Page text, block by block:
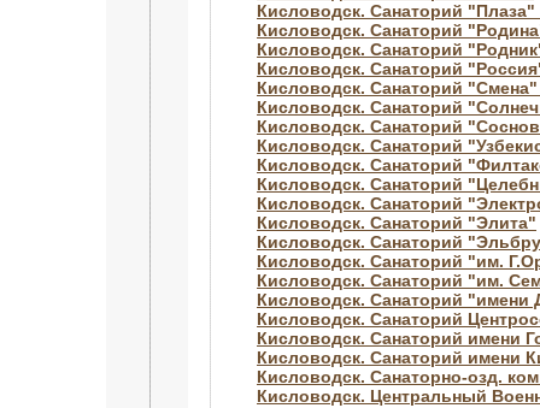
Кисловодск. Санаторий "Плаза"
Кисловодск. Санаторий
Кисловодск. Санаторий
Кисловодск. Санаторий
Кисловодск. Санаторий "Смена"
Кисловодск. Санаторий
Кисловодск. Санаторий
Кисловодск. Санаторий
Кисловодск. Санаторий
Кисловодск. Санаторий
Кисловодск. Санаторий
Кисловодск. Санаторий "Элита"
Кисловодск. Санаторий
Кисловодск. Санаторий "им.
Кисловодск. Санаторий "им.
Кисловодск. Санаторий "имени
Кисловодск. Санаторий
Кисловодск. Санаторий имени
Кисловодск. Санаторий имени
Кисловодск. Санаторно-озд.
Кисловодск. Центральный